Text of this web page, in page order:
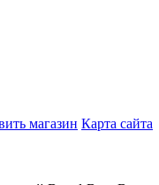
магазин Карта сайта